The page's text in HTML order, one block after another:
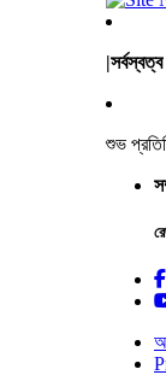
শুভ